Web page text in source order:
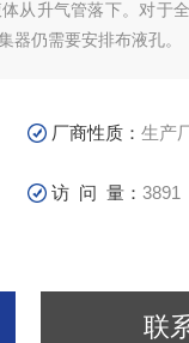
从升气管落下。对于
器仍需要安排布液孔。
厂商性质：生产
访 问 量：3891
联